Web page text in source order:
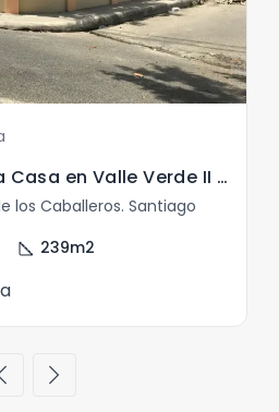
En Venta de amplia Casa en Valle Verde II ,Santiago
los Caballeros. Santiago
square_foot 239m2
chevron_right